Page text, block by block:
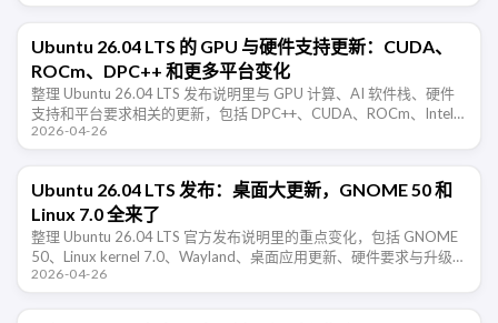
Ubuntu 26.04 LTS 的 GPU 与硬件支持更新：CUDA、
ROCm、DPC++ 和更多平台变化
整理 Ubuntu 26.04 LTS 发布说明里与 GPU 计算、AI 软件栈、硬件
支持和平台要求相关的更新，包括 DPC++、CUDA、ROCm、Intel
GPU、Raspberry …
2026-04-26
Ubuntu 26.04 LTS 发布：桌面大更新，GNOME 50 和
Linux 7.0 全来了
整理 Ubuntu 26.04 LTS 官方发布说明里的重点变化，包括 GNOME
50、Linux kernel 7.0、Wayland、桌面应用更新、硬件要求与升级路
径。
2026-04-26